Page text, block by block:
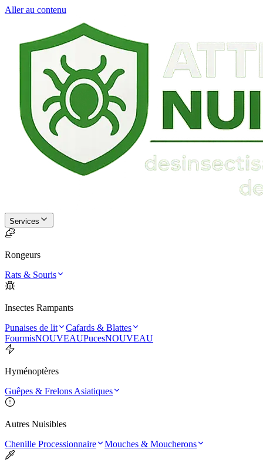
Aller au contenu
Services
Rongeurs
Rats & Souris
Insectes Rampants
Punaises de lit
Cafards & Blattes
FourmisNOUVEAUPucesNOUVEAU
Hyménoptères
Guêpes & Frelons Asiatiques
Autres Nuisibles
Chenille Processionnaire
Mouches & Moucherons